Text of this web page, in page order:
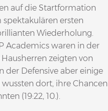
auf die Startformation
ersten
Wiederholung.
Academics waren in der
Hausherren zeigten von
der Defensive aber einige
dort, ihre Chancen
(19:22, 10.).